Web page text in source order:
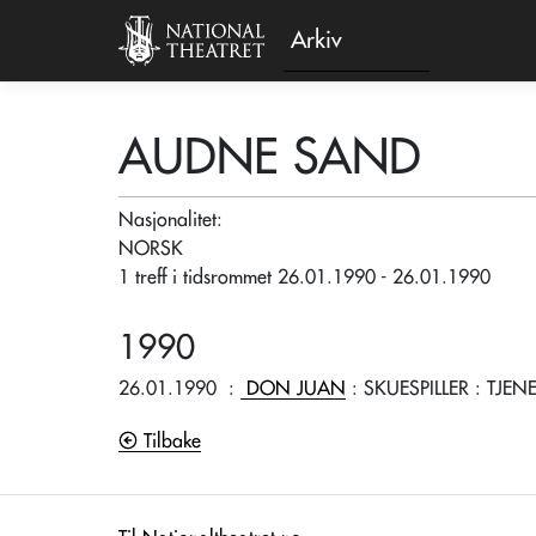
Arkiv
AUDNE SAND
Nasjonalitet:
NORSK
1 treff i tidsrommet 26.01.1990 - 26.01.1990
1990
26.01.1990 : DON JUAN : SKUESPILLER :
Tilbake